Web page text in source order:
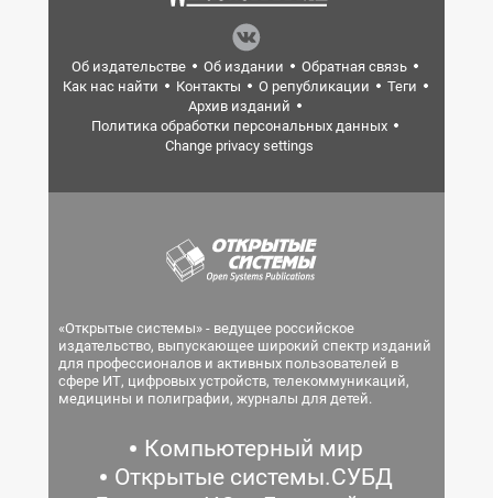
Об издательстве Об издании
Обратная связь
Как нас найти
Контакты О републикации
Теги
Архив изданий
Политика обработки персональных данных
Change privacy settings
«Открытые системы» - ведущее российское
издательство, выпускающее широкий спектр изданий
для профессионалов и активных пользователей в
сфере ИТ, цифровых устройств, телекоммуникаций,
медицины и полиграфии, журналы для детей.
Компьютерный мир
Открытые системы.СУБД